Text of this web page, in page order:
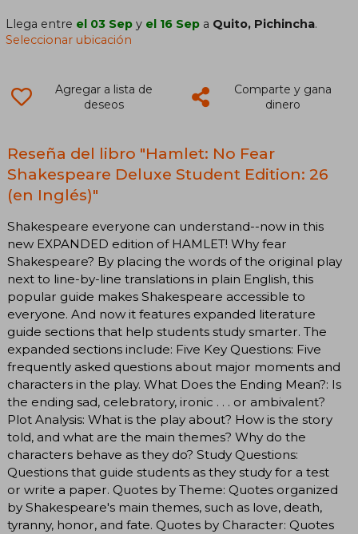
Llega entre el 03 Sep y el 16 Sep a Quito, Pichincha.
Seleccionar ubicación
Agregar a lista de
deseos
Comparte y gana
dinero
Reseña del libro "Hamlet: No Fear
Shakespeare Deluxe Student Edition: 26
(en Inglés)"
Shakespeare everyone can understand--now in this
new EXPANDED edition of HAMLET! Why fear
Shakespeare? By placing the words of the original play
next to line-by-line translations in plain English, this
popular guide makes Shakespeare accessible to
everyone. And now it features expanded literature
guide sections that help students study smarter. The
expanded sections include: Five Key Questions: Five
frequently asked questions about major moments and
characters in the play. What Does the Ending Mean?: Is
the ending sad, celebratory, ironic . . . or ambivalent?
Plot Analysis: What is the play about? How is the story
told, and what are the main themes? Why do the
characters behave as they do? Study Questions:
Questions that guide students as they study for a test
or write a paper. Quotes by Theme: Quotes organized
by Shakespeare's main themes, such as love, death,
tyranny, honor, and fate. Quotes by Character: Quotes